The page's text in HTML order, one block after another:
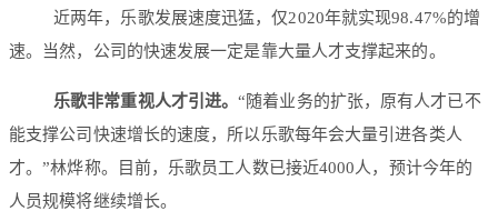
近两年，乐歌发展速度迅猛，仅2020年就实现98.47%的增
速。当然，公司的快速发展一定是靠大量人才支撑起来的。
乐歌非常重视人才引进。“随着业务的扩张，原有人才已不
能支撑公司快速增长的速度，所以乐歌每年会大量引进各类人
才。”林烨称。目前，乐歌员工人数已接近4000人，预计今年的
人员规模将继续增长。